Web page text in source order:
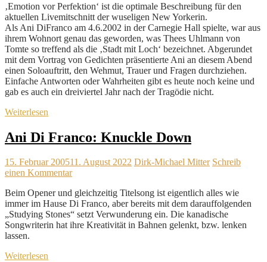
‚Emotion vor Perfektion‘ ist die optimale Beschreibung für den
aktuellen Livemitschnitt der wuseligen New Yorkerin.
Als Ani DiFranco am 4.6.2002 in der Carnegie Hall spielte, war aus
ihrem Wohnort genau das geworden, was Thees Uhlmann von
Tomte so treffend als die ‚Stadt mit Loch‘ bezeichnet. Abgerundet
mit dem Vortrag von Gedichten präsentierte Ani an diesem Abend
einen Soloauftritt, den Wehmut, Trauer und Fragen durchziehen.
Einfache Antworten oder Wahrheiten gibt es heute noch keine und
gab es auch ein dreiviertel Jahr nach der Tragödie nicht.
Weiterlesen
Ani Di Franco: Knuckle Down
15. Februar 200511. August 2022 Dirk-Michael Mitter Schreib
einen Kommentar
Beim Opener und gleichzeitig Titelsong ist eigentlich alles wie
immer im Hause Di Franco, aber bereits mit dem darauffolgenden
„Studying Stones“ setzt Verwunderung ein. Die kanadische
Songwriterin hat ihre Kreativität in Bahnen gelenkt, bzw. lenken
lassen.
Weiterlesen